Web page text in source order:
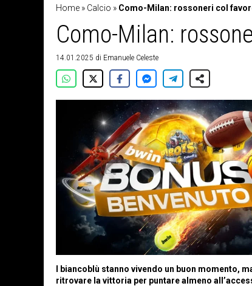
Home » Calcio » Como-Milan: rossoneri col
Como-Milan:
14.01.2025 di Emanuele Celeste
I biancoblù stanno vivendo un buon momento,
ritrovare la vittoria per puntare almeno